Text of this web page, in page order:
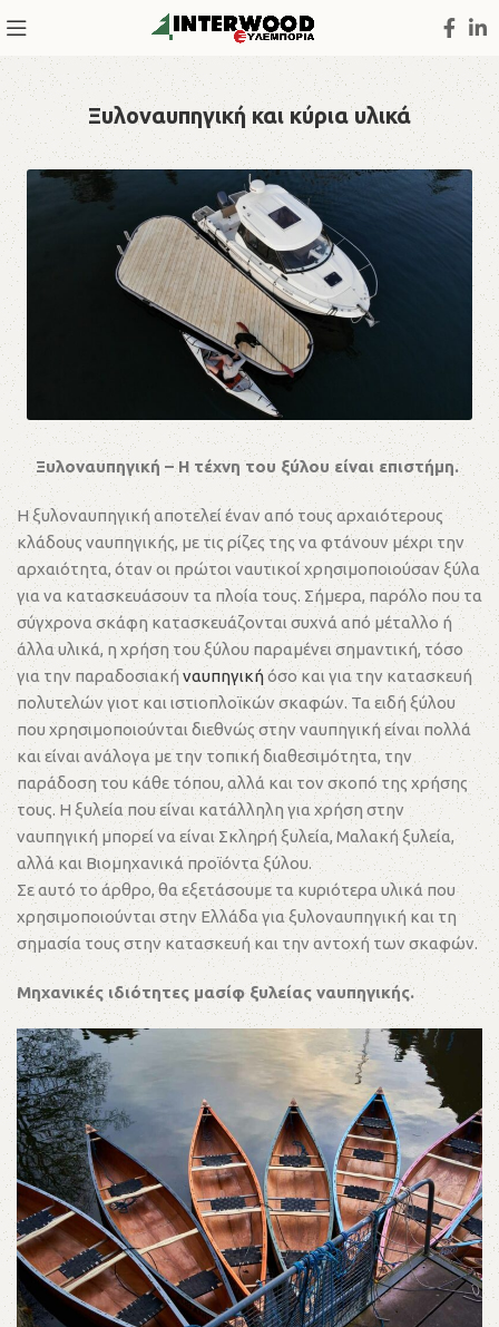
Ξυλοναυπηγική και κύρια υλικά
Ξυλοναυπηγική – Η τέχνη του ξύλου είναι επιστήμη.
Η ξυλοναυπηγική αποτελεί έναν από τους αρχαιότερους
κλάδους ναυπηγικής, με τις ρίζες της να φτάνουν μέχρι την
αρχαιότητα, όταν οι πρώτοι ναυτικοί χρησιμοποιούσαν ξύλα
για να κατασκευάσουν τα πλοία τους. Σήμερα, παρόλο που τα
σύγχρονα σκάφη κατασκευάζονται συχνά από μέταλλο ή
άλλα υλικά, η χρήση του ξύλου παραμένει σημαντική, τόσο
για την παραδοσιακήναυπηγικήόσο και για την κατασκευή
πολυτελών γιοτ και ιστιοπλοϊκών σκαφών. Τα ειδή ξύλου
που χρησιμοποιούνται διεθνώς στην ναυπηγική είναι πολλά
και είναι ανάλογα με την τοπική διαθεσιμότητα, την
παράδοση του κάθε τόπου, αλλά και τον σκοπό της χρήσης
τους. Η ξυλεία που είναι κατάλληλη για χρήση στην
ναυπηγική μπορεί να είναι Σκληρή ξυλεία, Μαλακή ξυλεία,
αλλά και Βιομηχανικά προϊόντα ξύλου.
Σε αυτό το άρθρο, θα εξετάσουμε τα κυριότερα υλικά που
χρησιμοποιούνται στην Ελλάδα για ξυλοναυπηγική και τη
σημασία τους στην κατασκευή και την αντοχή των σκαφών.
Μηχανικές ιδιότητες μασίφ ξυλείας ναυπηγικής.